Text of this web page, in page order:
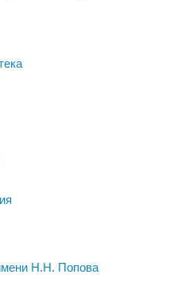
Н.Н. Попова